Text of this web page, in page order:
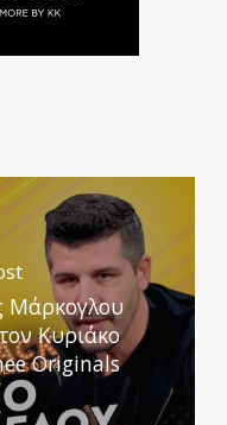
Μάρκογλου
Κυριάκο
Originals